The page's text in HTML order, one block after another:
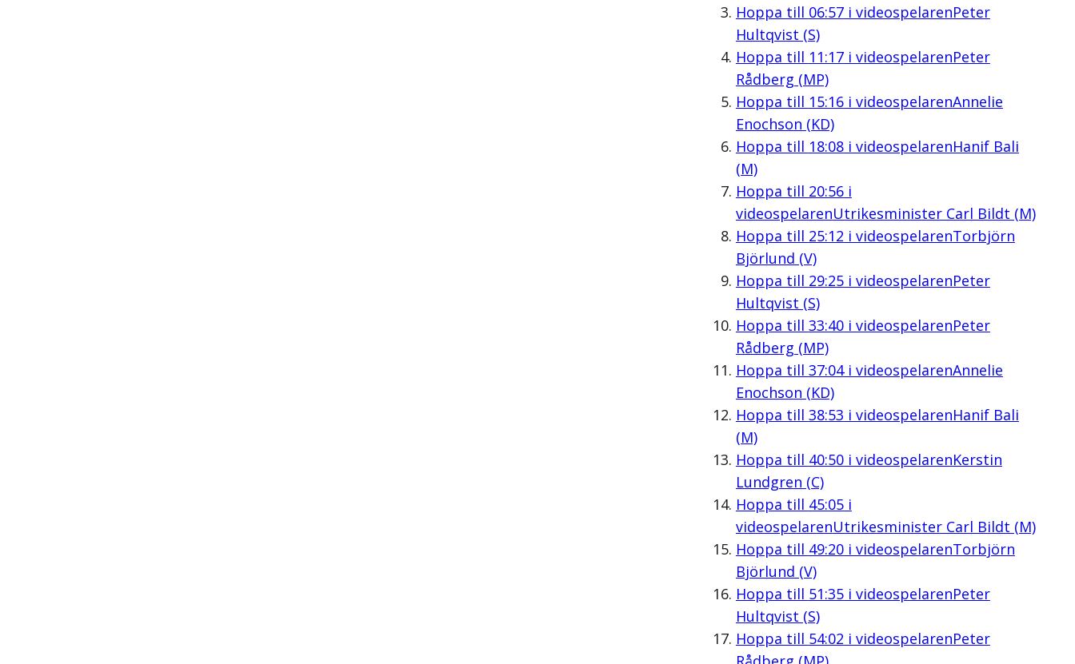
Hoppa till 06:57i videospelarenPeter
Hultqvist (S)
Hoppa till 11:17i videospelarenPeter
Rådberg (MP)
Hoppa till 15:16i videospelarenAnnelie
Enochson (KD)
Hoppa till 18:08i videospelarenHanif Bali
(M)
Hoppa till 20:56i
videospelarenUtrikesminister Carl Bildt (M)
Hoppa till 25:12 i videospelarenTorbjörn
Björlund (V)
Hoppa till 29:25i videospelarenPeter
Hultqvist (S)
Hoppa till 33:40i videospelarenPeter
Rådberg (MP)
Hoppa till 37:04i videospelarenAnnelie
Enochson (KD)
Hoppa till 38:53 i videospelarenHanif Bali
(M)
Hoppa till 40:50i videospelarenKerstin
Lundgren (C)
Hoppa till 45:05i
videospelarenUtrikesminister Carl Bildt (M)
Hoppa till 49:20i videospelarenTorbjörn
Björlund (V)
Hoppa till 51:35i videospelarenPeter
Hultqvist (S)
Hoppa till 54:02 i videospelarenPeter